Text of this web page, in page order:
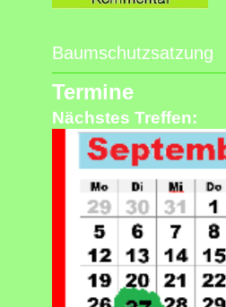
Baumschutzsatzung
Termine
Nächstes Treffen: